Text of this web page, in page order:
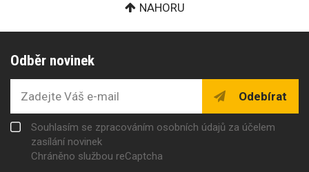
NAHORU
Odběr novinek
Odebírat
Souhlasím se zpracováním osobních údajů za účelem
zasílání novinek
Chráněno službou reCaptcha